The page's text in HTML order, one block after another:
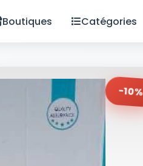
Boutiques Catégories
-10%